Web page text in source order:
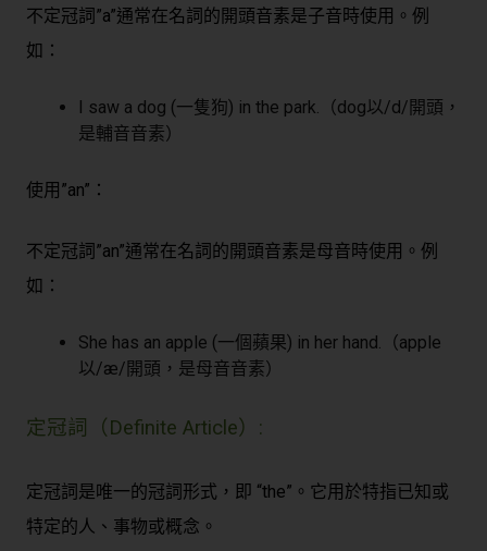
不定冠詞”a”通常在名詞的開頭音素是子音時使用。例
如：
I saw a dog (一隻狗) in the park.（dog以/d/開頭，
是輔音音素）
使用”an”：
不定冠詞”an”通常在名詞的開頭音素是母音時使用。例
如：
She has an apple (一個蘋果) in her hand.（apple
以/æ/開頭，是母音音素）
定冠詞（Definite Article）:
定冠詞是唯一的冠詞形式，即 “the”。它用於特指已知或
特定的人、事物或概念。